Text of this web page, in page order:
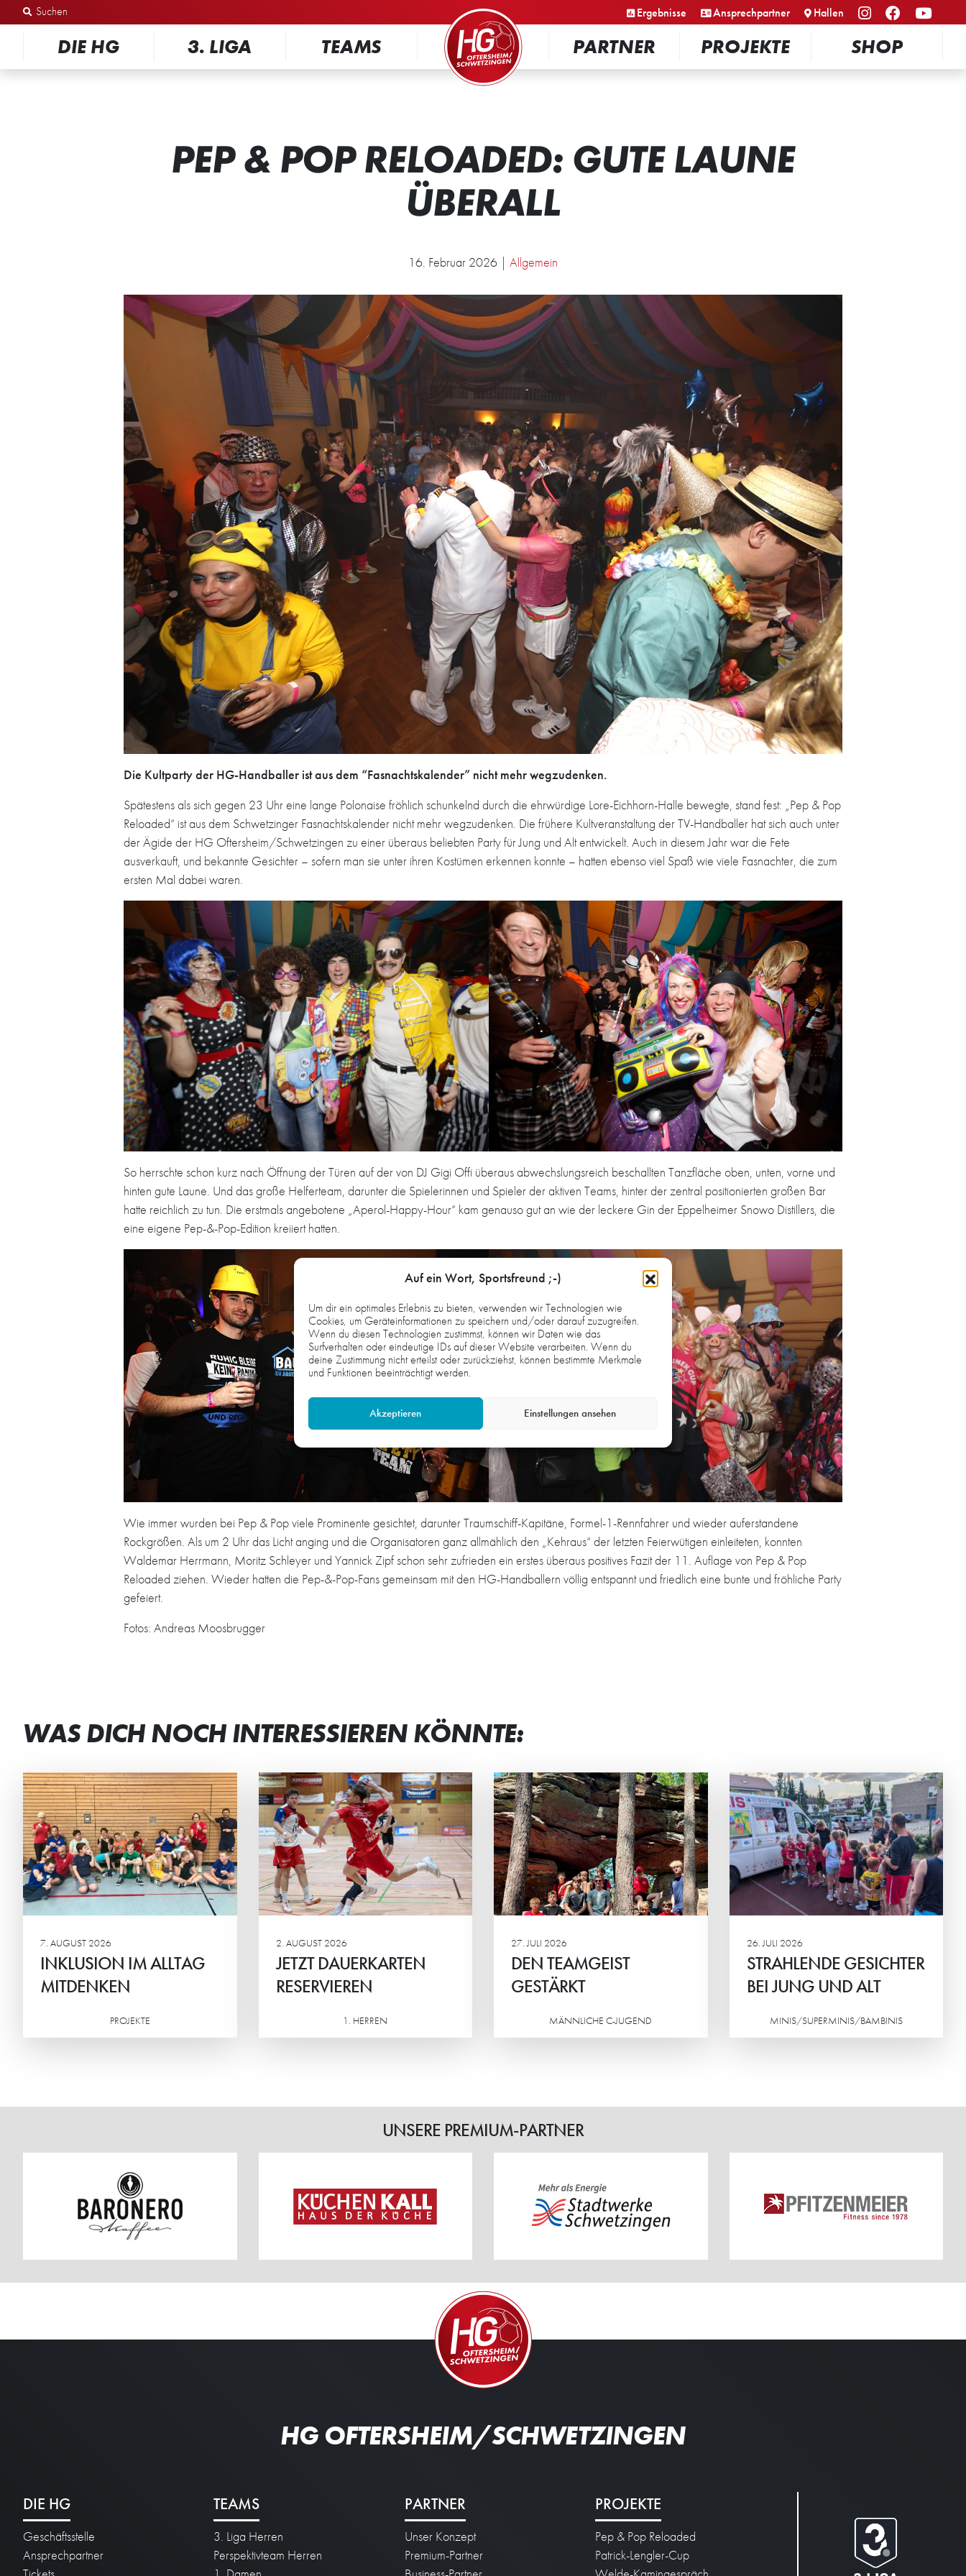
Auf ein Wort, Sportsfreund ;-)
Um dir ein optimales Erlebnis zu bieten, verwenden wir Technologien wie
Cookies, um Geräteinformationen zu speichern und/oder darauf zuzugreifen.
Wenn du diesen Technologien zustimmst, können wir Daten wie das
Surfverhalten oder eindeutige IDs auf dieser Website verarbeiten. Wenn du
deine Zustimmung nicht erteilst oder zurückziehst, können bestimmte Merkmale
und Funktionen beeinträchtigt werden.
Akzeptieren Einstellungen ansehen
Zum Inhalt springen Ergebnisse Ansprechpartner Hallen
DIE HG 3. LIGA TEAMS
PARTNER
PROJEKTE SHOP
PEP & POP RELOADED: GUTE LAUNE
ÜBERALL
16. Februar 2026 | Allgemein
Die Kultparty der HG-Handballer ist aus dem “Fasnachtskalender” nicht mehr wegzudenken.
Spätestens als sich gegen 23 Uhr eine lange Polonaise fröhlich schunkelnd durch die ehrwürdige Lore-Eichhorn-Halle bewegte, stand fest: „Pep & Pop
Reloaded“ ist aus dem Schwetzinger Fasnachtskalender nicht mehr wegzudenken. Die frühere Kultveranstaltung der TV-Handballer hat sich auch unter
der Ägide der HG Oftersheim/Schwetzingen zu einer überaus beliebten Party für Jung und Alt entwickelt. Auch in diesem Jahr war die Fete
ausverkauft, und bekannte Gesichter – sofern man sie unter ihren Kostümen erkennen konnte – hatten ebenso viel Spaß wie viele Fasnachter, die zum
ersten Mal dabei waren.
So herrschte schon kurz nach Öffnung der Türen auf der von DJ Gigi Offi überaus abwechslungsreich beschallten Tanzfläche oben, unten, vorne und
hinten gute Laune. Und das große Helferteam, darunter die Spielerinnen und Spieler der aktiven Teams, hinter der zentral positionierten großen Bar
hatte reichlich zu tun. Die erstmals angebotene „Aperol-Happy-Hour“ kam genauso gut an wie der leckere Gin der Eppelheimer Snowo Distillers, die
eine eigene Pep-&-Pop-Edition kreiiert hatten.
Wie immer wurden bei Pep & Pop viele Prominente gesichtet, darunter Traumschiff-Kapitäne, Formel-1-Rennfahrer und wieder auferstandene
Rockgrößen. Als um 2 Uhr das Licht anging und die Organisatoren ganz allmählich den „Kehraus“ der letzten Feierwütigen einleiteten, konnten
Waldemar Herrmann, Moritz Schleyer und Yannick Zipf schon sehr zufrieden ein erstes überaus positives Fazit der 11. Auflage von Pep & Pop
Reloaded ziehen. Wieder hatten die Pep-&-Pop-Fans gemeinsam mit den HG-Handballern völlig entspannt und friedlich eine bunte und fröhliche Party
gefeiert.
Fotos: Andreas Moosbrugger
WAS DICH NOCH INTERESSIEREN KÖNNTE:
7. AUGUST 2026
INKLUSION IM ALLTAG
MITDENKEN
PROJEKTE
2. AUGUST 2026
JETZT DAUERKARTEN
RESERVIEREN
1. HERREN
JETZT DAUERKARTEN
RESERVIEREN
Ab sofort können sich die HG-
Fans ihren Sitzplatz für die
Regionalliga sichern.
27. JULI 2026
DEN TEAMGEIST
GESTÄRKT
MÄNNLICHE C-JUGEND
DEN TEAMGEIST
GESTÄRKT
Die männliche C2 der HG
verbrachte ein actionreiches
Wochenende in der Südpfalz.
26. JULI 2026
STRAHLENDE GESICHTER
BEI JUNG UND ALT
MINIS/SUPERMINIS/BAMBINIS
STRAHLENDE GESICHTER
BEI JUNG UND ALT
Beim Eltern-Kind-Turnier der HG-
Minis standen vor allem der
gemeinsame Spaß, sportlicher
Ehrgeiz und das Miteinander im
UNSERE PREMIUM-PARTNER
HG OFTERSHEIM/SCHWETZINGEN
DIE HG
Geschäftsstelle
Ansprechpartner
TEAMS
3. Liga Herren
Perspektivteam Herren
PARTNER
Unser Konzept
Premium-Partner
PROJEKTE
Pep & Pop Reloaded
Patrick-Lengler-Cup